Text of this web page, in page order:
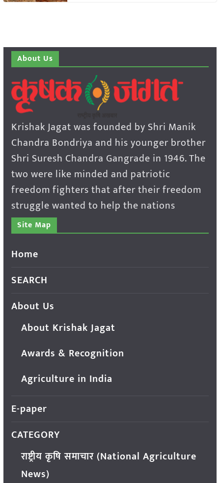
About Us
Krishak Jagat was founded by Shri Manik
Chandra Bondriya and his younger brother
Shri Suresh Chandra Gangrade in 1946. The
two were like minded and patriotic
freedom fighters that after their freedom
struggle wanted to help the nations
Site Map
Home
SEARCH
About Us
About Krishak Jagat
Awards & Recognition
Agriculture in India
E-paper
CATEGORY
राष्ट्रीय कृषि समाचार (National Agriculture
News)